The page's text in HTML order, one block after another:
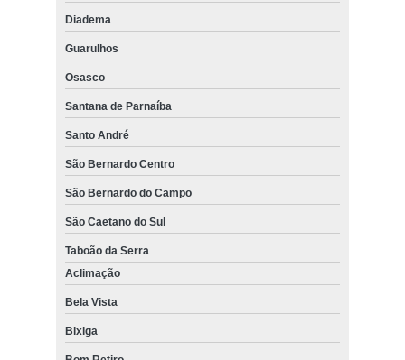
Diadema
Guarulhos
Osasco
Santana de Parnaíba
Santo André
São Bernardo Centro
São Bernardo do Campo
São Caetano do Sul
Taboão da Serra
Aclimação
Bela Vista
Bixiga